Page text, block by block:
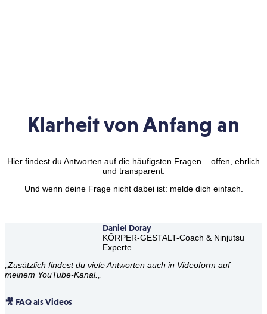
Klarheit von Anfang an
Hier findest du Antworten auf die häufigsten Fragen – offen, ehrlich
und transparent.
Und wenn deine Frage nicht dabei ist: melde dich einfach.
Daniel Doray
KÖRPER-GESTALT-Coach & Ninjutsu
Experte
„Zusätzlich findest du viele Antworten auch in Videoform auf
meinem YouTube-Kanal.„
🎥 FAQ als Videos